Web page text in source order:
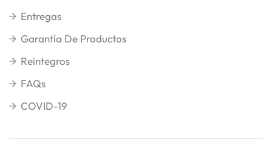
Entregas
Garantía De Productos
Reintegros
FAQs
COVID-19